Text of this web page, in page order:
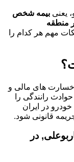
یعنی بیمه شخص
منطقه
مهم هر کدام را
های مالی و
رانندگی را
در ایران
قانونی شود.
در